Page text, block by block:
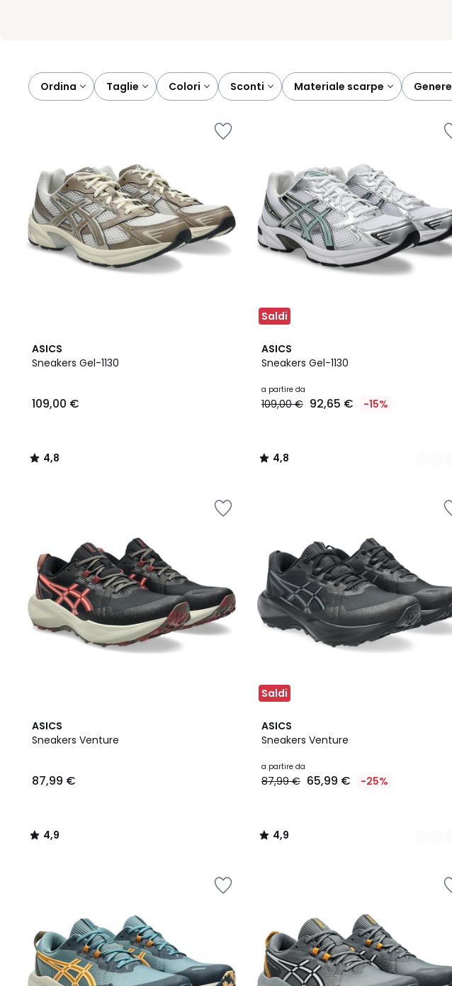
Ordina taglie colori sconti materiale scarpe genere
ASICS
Sneakers Gel-1130
€.
109,00 €
4,8
/ 5
4,8
/
Saldi
ASICS
Sneakers Gel-1130
a partire da
109,00 € 92,65 € -15%
4,8
/ 5
5
Colori
4,8
/
ASICS
Sneakers Venture
87,99 €
4,9
/ 5
4,9
/
Saldi
ASICS
Sneakers Venture
a partire da
87,99 € 65,99 € -25%
4,9
/ 5
3
Colori
4,9
/